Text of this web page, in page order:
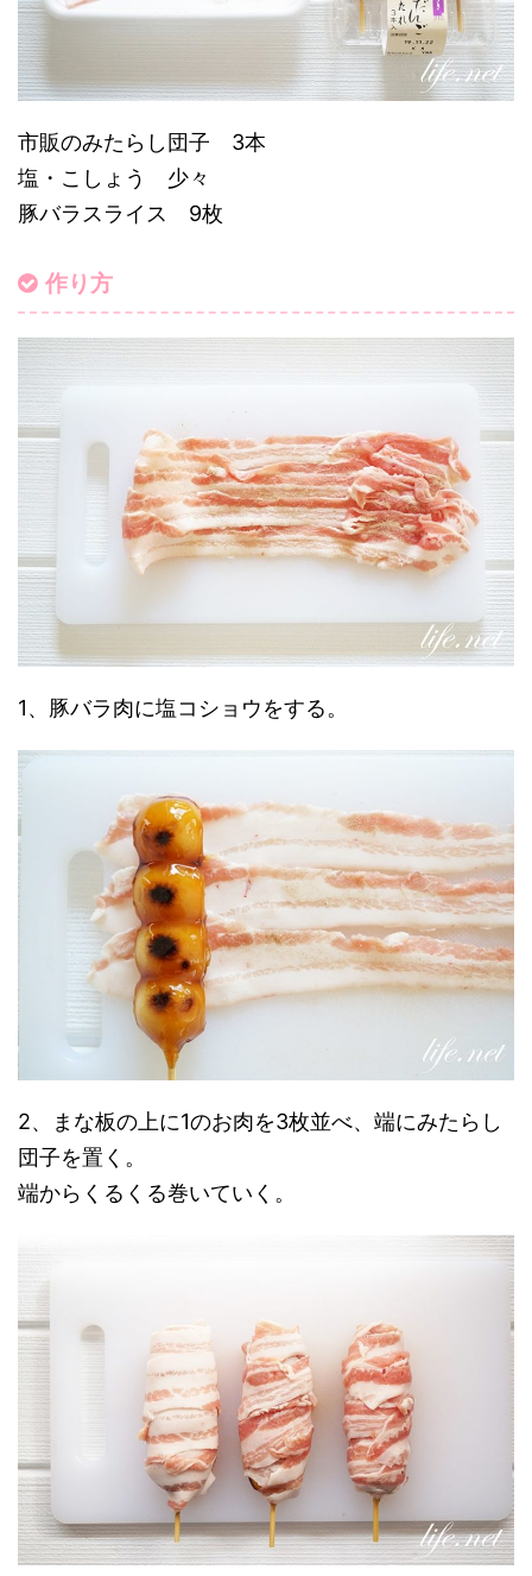
市販のみたらし団子 3本
塩・こしょう 少々
豚バラスライス 9枚
作り方
1、豚バラ肉に塩コショウをする。
2、まな板の上に1のお肉を3枚並べ、端にみたらし
団子を置く。
端からくるくる巻いていく。